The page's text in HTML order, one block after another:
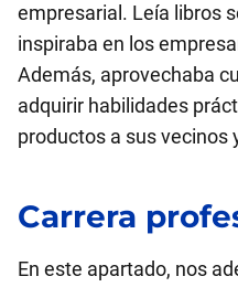
empresarial. Leía libros
inspiraba en los
Además, aprovechaba
adquirir habilidades
productos a sus vecinos
Carrera
En este apartado, nos